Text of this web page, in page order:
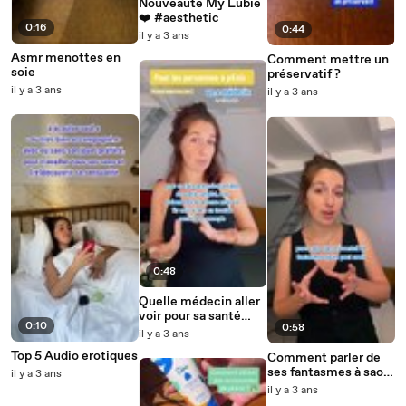
0:16
Asmr menottes en
soie
il y a 3 ans
0:10
Top 5 Audio erotiques
il y a 3 ans
Nouveauté My Lubie
❤️ #aesthetic
il y a 3 ans
0:48
Quelle médecin aller
voir pour sa santé
sexuelle ? version
il y a 3 ans
0:44
Comment mettre un
préservatif ?
il y a 3 ans
0:58
Comment parler de
ses fantasmes à saon
partenaire ?
il y a 3 ans